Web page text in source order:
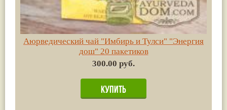
Аюрведический чай "Имбирь и Тулси" "Энергия
дош" 20 пакетиков
300.00 руб.